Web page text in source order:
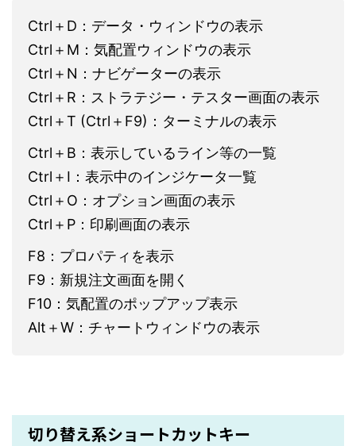
Ctrl＋D：データ・ウィンドウの表示
Ctrl＋M：気配置ウィンドウの表示
Ctrl＋N：ナビゲーターの表示
Ctrl＋R：ストラテジー・テスター画面の表示
Ctrl＋T (Ctrl＋F9)：ターミナルの表示
Ctrl＋B：表示しているライン等の一覧
Ctrl＋I：表示中のインジケータ一覧
Ctrl＋O：オプション画面の表示
Ctrl＋P：印刷画面の表示
F8：プロパティを表示
F9：新規注文画面を開く
F10：気配置のポップアップ表示
Alt＋W：チャートウィンドウの表示
切り替え系ショートカットキー